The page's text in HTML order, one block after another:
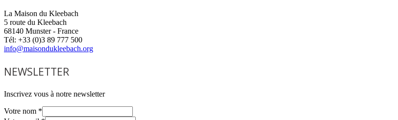
La Maison du Kleebach
5 route du Kleebach
68140 Munster - France
Tél: +33 (0)3 89 777 500
info@maisondukleebach.org
NEWSLETTER
Inscrivez vous à notre newsletter
Votre nom *